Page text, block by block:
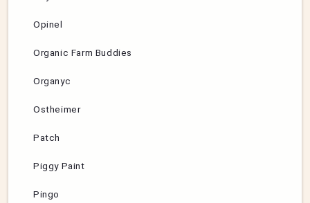
Opinel
Organic Farm Buddies
Organyc
Ostheimer
Patch
Piggy Paint
Pingo